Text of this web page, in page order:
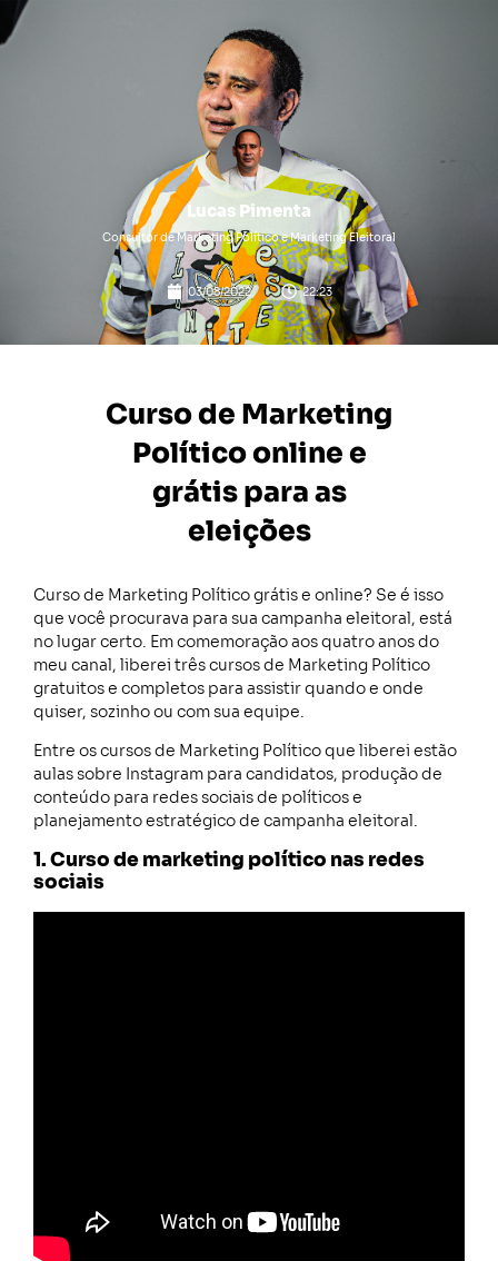
Lucas Pimenta
Consultor de Marketing Político e Marketing Eleitoral
03/08/2022 22:23
Curso de Marketing
Político online e
grátis para as
eleições
Curso de Marketing Político grátis e online? Se é isso
que você procurava para sua campanha eleitoral, está
no lugar certo. Em comemoração aos quatro anos do
meu canal, liberei três cursos de Marketing Político
gratuitos e completos para assistir quando e onde
quiser, sozinho ou com sua equipe.
Entre os cursos de Marketing Político que liberei estão
aulas sobre Instagram para candidatos, produção de
conteúdo para redes sociais de políticos e
planejamento estratégico de campanha eleitoral.
1. Curso de marketing político nas redes
sociais